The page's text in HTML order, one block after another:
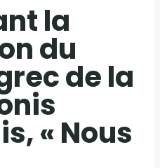
la
du
de la
« Nous